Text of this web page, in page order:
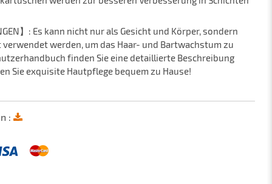
】: Es kann nicht nur als Gesicht und Körper, sondern
werden, um das Haar- und Bartwachstum zu
finden Sie eine detaillierte Beschreibung
Sie exquisite Hautpflege bequem zu Hause!
: